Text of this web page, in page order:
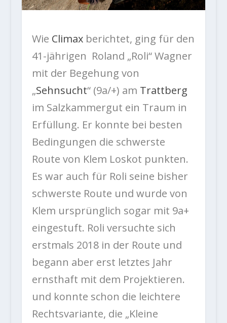
Wie Climaxberichtet, ging für den
41-jährigen Roland „Roli“ Wagner
mit der Begehung von
„Sehnsucht“ (9a/+) am Trattberg
im Salzkammergut ein Traum in
Erfüllung. Er konnte bei besten
Bedingungen die schwerste
Route von Klem Loskot punkten.
Es war auch für Roli seine bisher
schwerste Route und wurde von
Klem ursprünglich sogar mit 9a+
eingestuft. Roli versuchte sich
erstmals 2018 in der Route und
begann aber erst letztes Jahr
ernsthaft mit dem Projektieren.
und konnte schon die leichtere
Rechtsvariante, die „Kleine